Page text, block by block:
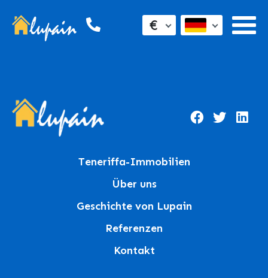
€
Teneriffa-Immobilien
Über uns
Geschichte von Lupain
Referenzen
Kontakt